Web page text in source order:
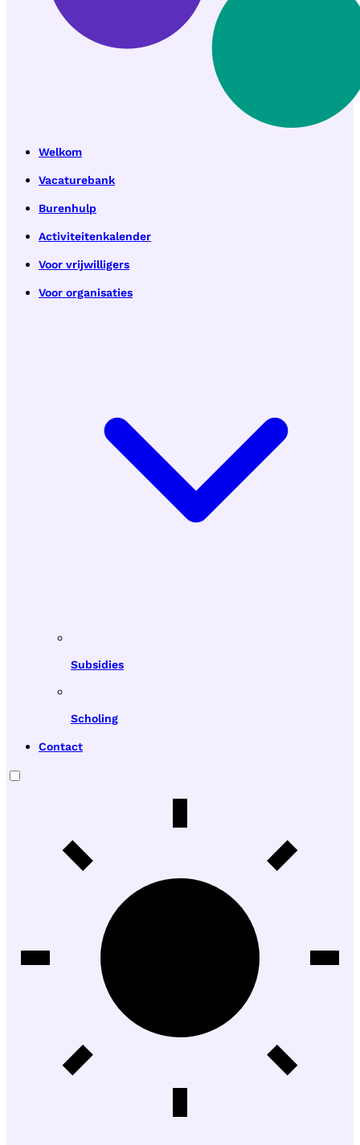
Welkom
Vacaturebank
Burenhulp
Activiteitenkalender
Voor vrijwilligers
Voor organisaties
Subsidies
Scholing
Contact